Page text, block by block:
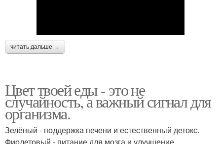
читать дальше →
Цвет твоей еды - это не
случайность, а важный сигнал для
организма.
Зелёный - поддержка печени и естественный детокс.